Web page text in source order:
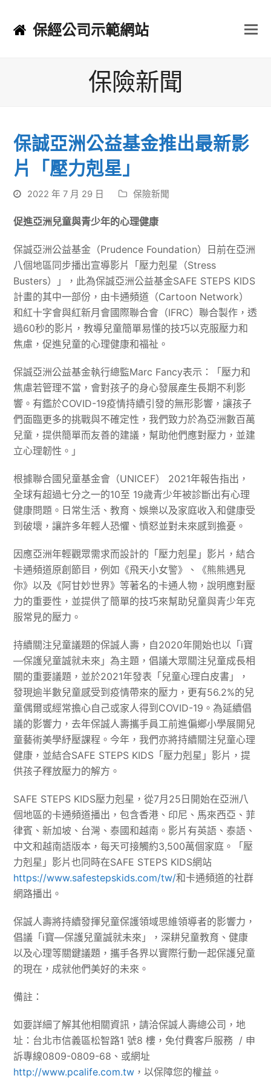
保經公司示範網站
保險新聞
保誠亞洲公益基金推出最新影
片「壓力剋星」
2022 年 7 月 29 日 保險新聞
促進亞洲兒童與青少年的心理健康
保誠亞洲公益基金（Prudence Foundation）日前在亞洲
八個地區同步播出宣導影片「壓力剋星（Stress
Busters）」，此為保誠亞洲公益基金SAFE STEPS KIDS
計畫的其中一部份，由卡通頻道（Cartoon Network）
和紅十字會與紅新月會國際聯合會（IFRC）聯合製作，透
過60秒的影片，教導兒童簡單易懂的技巧以克服壓力和
焦慮，促進兒童的心理健康和福祉。
保誠亞洲公益基金執行總監Marc Fancy表示：「壓力和
焦慮若管理不當，會對孩子的身心發展產生長期不利影
響。有鑑於COVID-19疫情持續引發的無形影響，讓孩子
們面臨更多的挑戰與不確定性，我們致力於為亞洲數百萬
兒童，提供簡單而友善的建議，幫助他們應對壓力，並建
立心理韌性。」
根據聯合國兒童基金會（UNICEF） 2021年報告指出，
全球有超過七分之一的10至 19歲青少年被診斷出有心理
健康問題。日常生活、教育、娛樂以及家庭收入和健康受
到破壞，讓許多年輕人恐懼、憤怒並對未來感到擔憂。
因應亞洲年輕觀眾需求而設計的「壓力剋星」影片，結合
卡通頻道原創節目，例如《飛天小女警》、《熊熊遇見
你》以及《阿甘妙世界》等著名的卡通人物，說明應對壓
力的重要性，並提供了簡單的技巧來幫助兒童與青少年克
服常見的壓力。
持續關注兒童議題的保誠人壽，自2020年開始也以「i寶
—保護兒童誠就未來」為主題，倡議大眾關注兒童成長相
關的重要議題，並於2021年發表「兒童心理白皮書」，
發現逾半數兒童感受到疫情帶來的壓力，更有56.2%的兒
童偶爾或經常擔心自己或家人得到COVID-19。為延續倡
議的影響力，去年保誠人壽攜手員工前進偏鄉小學展開兒
童藝術美學紓壓課程。今年，我們亦將持續關注兒童心理
健康，並結合SAFE STEPS KIDS「壓力剋星」影片，提
供孩子釋放壓力的解方。
SAFE STEPS KIDS壓力剋星，從7月25日開始在亞洲八
個地區的卡通頻道播出，包含香港、印尼、馬來西亞、菲
律賓、新加坡、台灣、泰國和越南。影片有英語、泰語、
中文和越南語版本，每天可接觸約3,500萬個家庭。「壓
力剋星」影片也同時在SAFE STEPS KIDS網站
https://www.safestepskids.com/tw/和卡通頻道的社群
網路播出。
保誠人壽將持續發揮兒童保護領域思維領導者的影響力，
倡議「i寶—保護兒童誠就未來」，深耕兒童教育、健康
以及心理等關鍵議題，攜手各界以實際行動一起保護兒童
的現在，成就他們美好的未來。
備註：
如要詳細了解其他相關資訊，請洽保誠人壽總公司，地
址：台北市信義區松智路1 號8 樓，免付費客戶服務 / 申
訴專線0809-0809-68、或網址
http://www.pcalife.com.tw ，以保障您的權益。